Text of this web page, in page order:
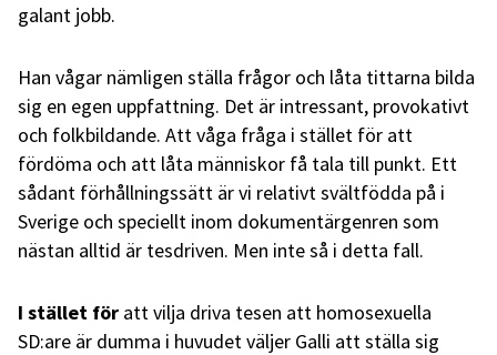
galant jobb.
Han vågar nämligen ställa frågor och låta tittarna bilda
sig en egen uppfattning. Det är intressant, provokativt
och folkbildande. Att våga fråga i stället för att
fördöma och att låta människor få tala till punkt. Ett
sådant förhållningssätt är vi relativt svältfödda på i
Sverige och speciellt inom dokumentärgenren som
nästan alltid är tesdriven. Men inte så i detta fall.
I stället för att vilja driva tesen att homosexuella
SD:are är dumma i huvudet väljer Galli att ställa sig